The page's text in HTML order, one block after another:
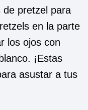
de pretzel para
en la parte
los ojos con
¡Estas
asustar a tus